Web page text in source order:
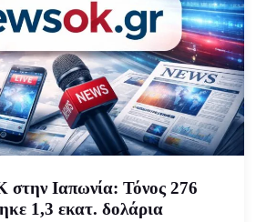
Ιαπωνία: Τόνος 276
1,3 εκατ. δολάρια